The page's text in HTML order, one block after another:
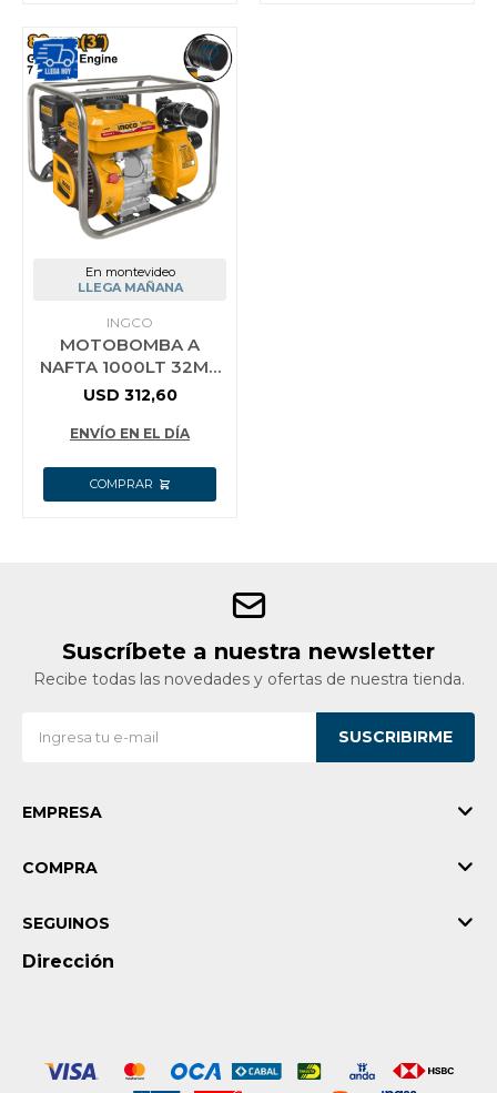
En montevideo
LLEGA MAÑANA
INGCO
MOTOBOMBA A
NAFTA 1000LT 32MT
INGCO GWP302 7HP
USD 312,60
ENVÍO EN EL DÍA
Suscríbete a nuestra newsletter
Recibe todas las novedades y ofertas de nuestra tienda.
SUSCRIBIRME
EMPRESA
COMPRA
Dirección
SEGUINOS
Ferretería
Vestimenta y calzado